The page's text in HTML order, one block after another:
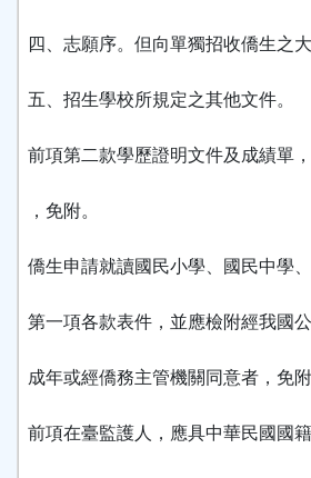
四、志願序。但向單獨招收僑生之
五、招生學校所規定之其他文件。
前項第二款學歷證明文件及成績單
，免附。
僑生申請就讀國民小學、國民中學
第一項各款表件，並應檢附經我國
成年或經僑務主管機關同意者，免附
前項在臺監護人，應具中華民國國